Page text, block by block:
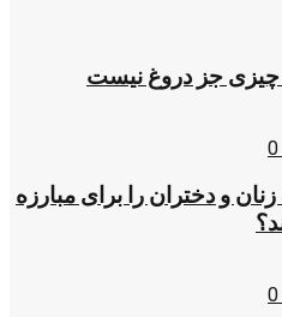
جز دروغ نیست
0
و دختران را برای مبارزه
0